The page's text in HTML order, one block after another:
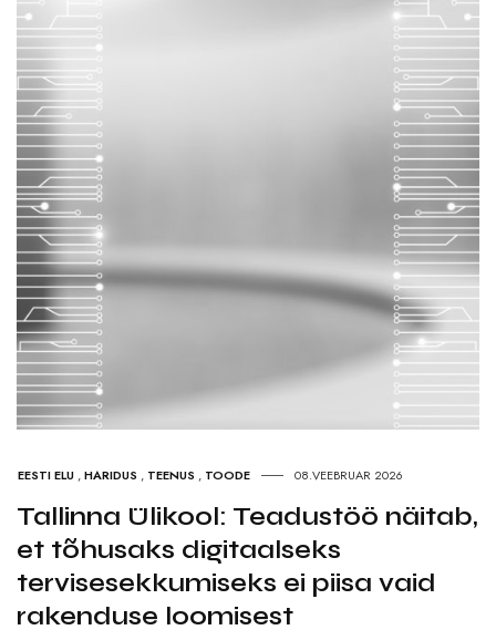
EESTI ELU ,HARIDUS , TEENUS , TOODE 08.VEEBRUAR 2026
Tallinna Ülikool: Teadustöö näitab,
et tõhusaks digitaalseks
tervisesekkumiseks ei piisa vaid
rakenduse loomisest